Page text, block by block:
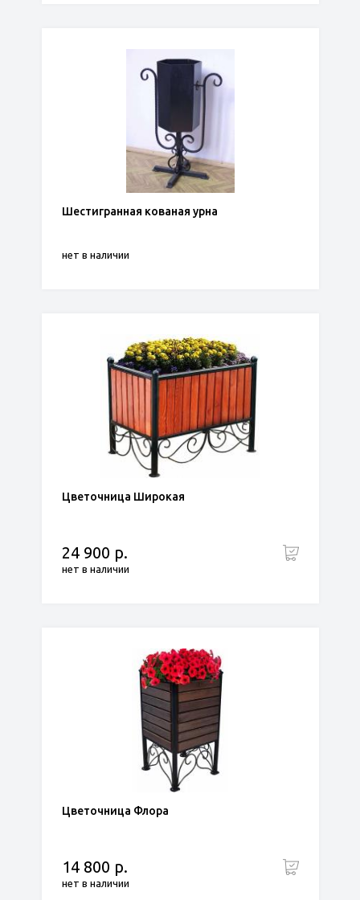
Шестигранная кованая урна
нет в наличии
Цветочница Широкая
24 900 р.
нет в наличии
Цветочница Флора
14 800 р.
нет в наличии